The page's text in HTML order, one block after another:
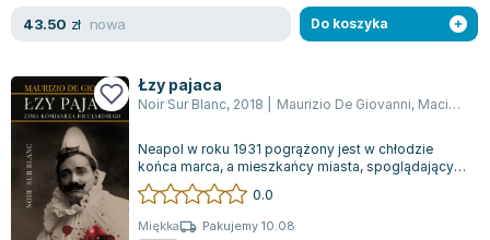
Książki o naukach politycznych dla studentów
Książki do nauk społecznych dla studentów
Książki do nauk ścisłych dla studentów
Prawo - książki dla studentów
Technologia żywności - książki
Zarządzanie i marketing - książki
Nauka języków obcych - książki
Bolesław Prus
Wanda Chotomska
Józef Ignacy Kraszewski
Clive Staples Lewis
Martyna Wojciechowska
Melissa De la Cruz
Blanka Lipińska
43.50 zł nowa Do koszyka
Łzy pajaca
Noir Sur Blanc, 2018 Maurizio De Giovanni, Maciej A. Brzozowski
Neapol w roku 1931 pogrążony jest w chłodzie
końca marca, a mieszkańcy miasta, spoglądający
ku wiośnie, niespodziewanie stają się...
0.0
Miękka
Pakujemy 10.08